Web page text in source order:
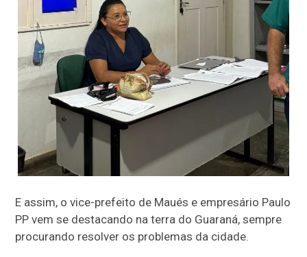
E assim, o vice-prefeito de Maués e empresário Paulo
PP vem se destacando na terra do Guaraná, sempre
procurando resolver os problemas da cidade.